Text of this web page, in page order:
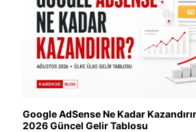
Google AdSense Ne Kadar
2026 Güncel Gelir Tablosu